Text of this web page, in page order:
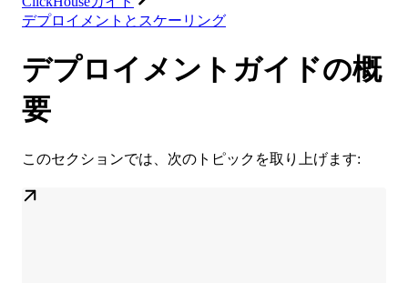
デプロイメントとスケーリング
デプロイメントガイドの概
要
このセクションでは、次のトピックを取り上げます: